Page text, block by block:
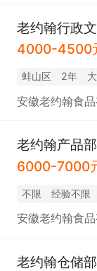
老约翰行政
4000-4500
蚌山区 2年
安徽老约翰食
老约翰产品
6000-7000
不限 经验不限
安徽老约翰食品
老约翰仓储